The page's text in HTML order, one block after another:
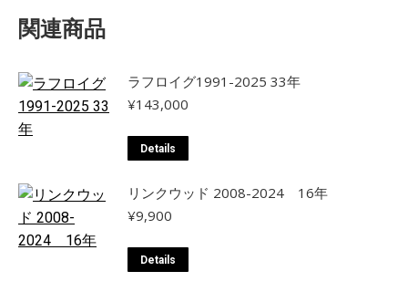
関連商品
ラフロイグ1991-2025 33年
¥143,000
Details
リンクウッド 2008-2024 16年
¥9,900
Details